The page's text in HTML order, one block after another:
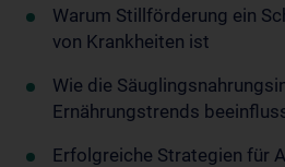
Warum Stillförderung ein
von Krankheiten ist
Wie die
Ernährungstrends
Erfolgreiche Strategien für